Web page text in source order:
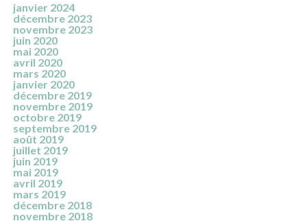
janvier 2024
décembre 2023
novembre 2023
juin 2020
mai 2020
avril 2020
mars 2020
janvier 2020
décembre 2019
novembre 2019
octobre 2019
septembre 2019
août 2019
juillet 2019
juin 2019
mai 2019
avril 2019
mars 2019
décembre 2018
novembre 2018